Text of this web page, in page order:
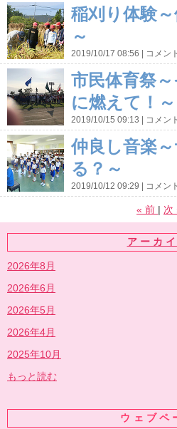
稲刈り体験
～
2019/10/17 08:56 コメン
市民体育祭
に燃えて！～
2019/10/15 09:13 コメン
仲良し音楽
る？～
2019/10/12 09:29 コメン
« 前 次
アーカ
2026年8月
2026年6月
2026年5月
2026年4月
2025年10月
もっと読む
ウェブペ